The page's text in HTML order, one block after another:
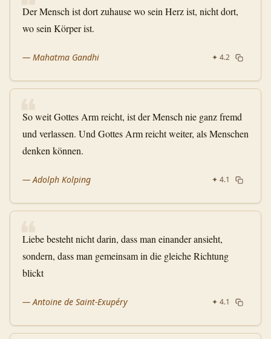
Der Mensch ist dort zuhause wo sein Herz ist, nicht dort,
wo sein Körper ist.
— Mahatma Gandhi ✦ 4.2
❝
So weit Gottes Arm reicht, ist der Mensch nie ganz fremd
und verlassen. Und Gottes Arm reicht weiter, als Menschen
denken können.
—Adolph Kolping ✦ 4.1
❝
Liebe besteht nicht darin, dass man einander ansieht,
sondern, dass man gemeinsam in die gleiche Richtung
blickt
—Antoine de Saint-Exupéry ✦ 4.1